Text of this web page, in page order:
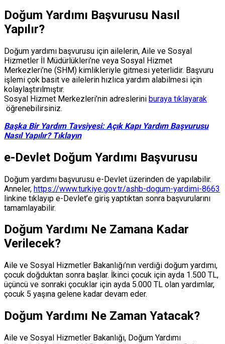
Doğum Yardımı Başvurusu Nasıl
Yapılır?
Doğum yardımı başvurusu için ailelerin, Aile ve Sosyal
Hizmetler İl Müdürlükleri’ne veya Sosyal Hizmet
Merkezleri’ne (SHM) kimlikleriyle gitmesi yeterlidir. Başvuru
işlemi çok basit ve ailelerin hızlıca yardım alabilmesi için
kolaylaştırılmıştır.
Sosyal Hizmet Merkezleri’nin adreslerini buraya tıklayarak
öğrenebilirsiniz.
Başka Bir Yardım Tavsiyesi: Açık Kapı Yardım Başvurusu
Nasıl Yapılır? Tıklayın
e-Devlet Doğum Yardımı Başvurusu
Doğum yardımı başvurusu e-Devlet üzerinden de yapılabilir.
Anneler, https://www.turkiye.gov.tr/ashb-dogum-yardimi-8663
linkine tıklayıp e-Devlet’e giriş yaptıktan sonra başvurularını
tamamlayabilir.
Doğum Yardımı Ne Zamana Kadar
Verilecek?
Aile ve Sosyal Hizmetler Bakanlığı’nın verdiği doğum yardımı,
çocuk doğduktan sonra başlar. İkinci çocuk için ayda 1.500 TL,
üçüncü ve sonraki çocuklar için ayda 5.000 TL olan yardımlar,
çocuk 5 yaşına gelene kadar devam eder.
Doğum Yardımı Ne Zaman Yatacak?
Aile ve Sosyal Hizmetler Bakanlığı, Doğum Yardımı